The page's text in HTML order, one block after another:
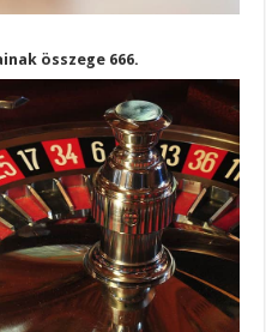
összege 666.